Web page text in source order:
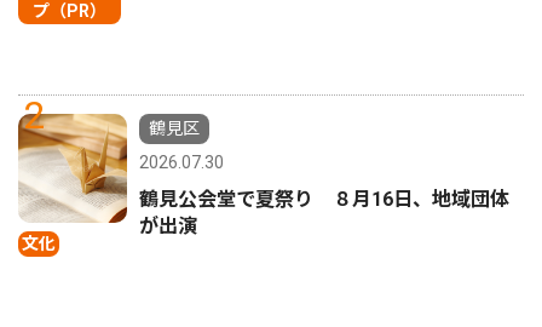
プ（PR）
2
文化
鶴見区
2026.07.30
鶴見公会堂で夏祭り ８月16日、地域団体
が出演